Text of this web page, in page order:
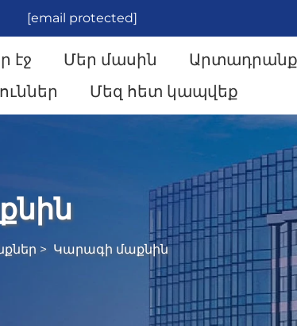
[email protected]
էջ Մեր մասին
Մեզ հետ կապվեք
> Կարագի մաքնին